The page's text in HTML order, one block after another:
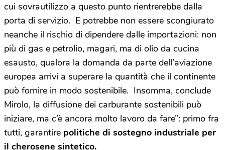
cui sovrautilizzo a questo punto rientrerebbe dalla
porta di servizio. E potrebbe non essere scongiurato
neanche il rischio di dipendere dalle importazioni: non
più di gas e petrolio, magari, ma di olio da cucina
esausto, qualora la domanda da parte dell’aviazione
europea arrivi a superare la quantità che il continente
può fornire in modo sostenibile. Insomma, conclude
Mirolo, la diffusione dei carburante sostenibili può
iniziare, ma c’è ancora molto lavoro da fare”: primo fra
tutti, garantire politiche di sostegno industriale per
il cherosene sintetico.